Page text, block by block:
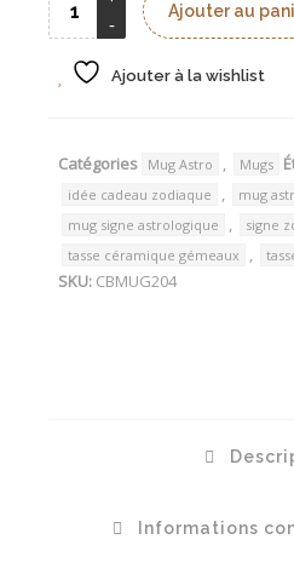
Ajouter au
Ajouter à la wishlist
Catégories Mug Astro , Mugs
idée cadeau zodiaque , mug
mug signe astrologique , signe
tasse céramique gémeaux ,
SKU: CBMUG204
Informations